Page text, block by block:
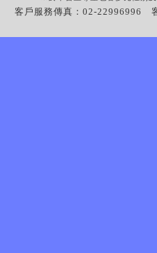
客戶服務傳真：02-22996996